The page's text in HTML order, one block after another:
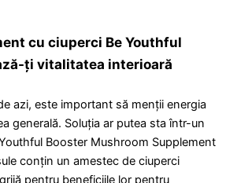
cu ciuperci Be Youthful
ți vitalitatea interioară
azi, este important să menții energia
generală. Soluția ar putea sta într-un
Booster Mushroom Supplement
conțin un amestec de ciuperci
pentru beneficiile lor pentru